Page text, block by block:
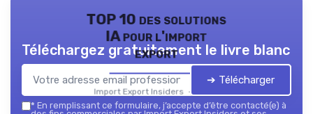
TOP 10 des solutions
IA pour l'import
export
Import Export Insiders — 2026
Téléchargez gratuitement le livre blanc
➔ Télécharger
* En remplissant ce formulaire, j’accepte d’être contacté(e) à